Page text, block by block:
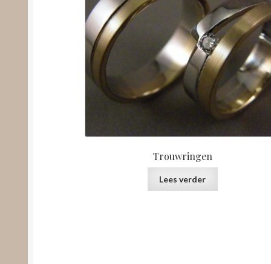
Trouwringen
Lees verder